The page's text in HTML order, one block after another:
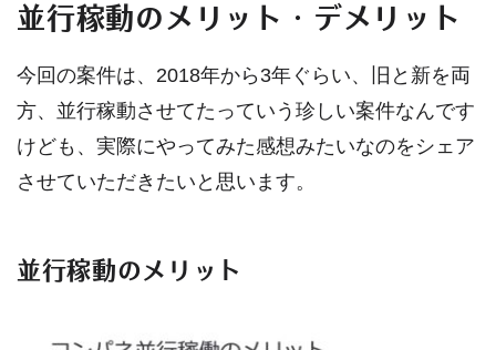
並行稼動のメリット・デメリット
今回の案件は、2018年から3年ぐらい、旧と新を両
方、並行稼動させてたっていう珍しい案件なんです
けども、実際にやってみた感想みたいなのをシェア
させていただきたいと思います。
並行稼動のメリット